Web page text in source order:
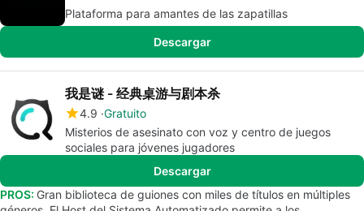
Plataforma para amantes de las zapatillas
Descargar
我是谜 - 经典桌游与剧本杀
4.9 Gratuito
Misterios de asesinato con voz y centro de juegos
sociales para jóvenes jugadores
Descargar
PROS: Gran biblioteca de guiones con miles de títulos en múltiples